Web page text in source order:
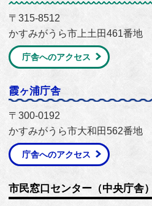
〒315-8512
かすみがうら市上土田461番地
庁舎へのアクセス
霞ヶ浦庁舎
〒300-0192
かすみがうら市大和田562番地
庁舎へのアクセス
市民窓口センター（中央庁舎）